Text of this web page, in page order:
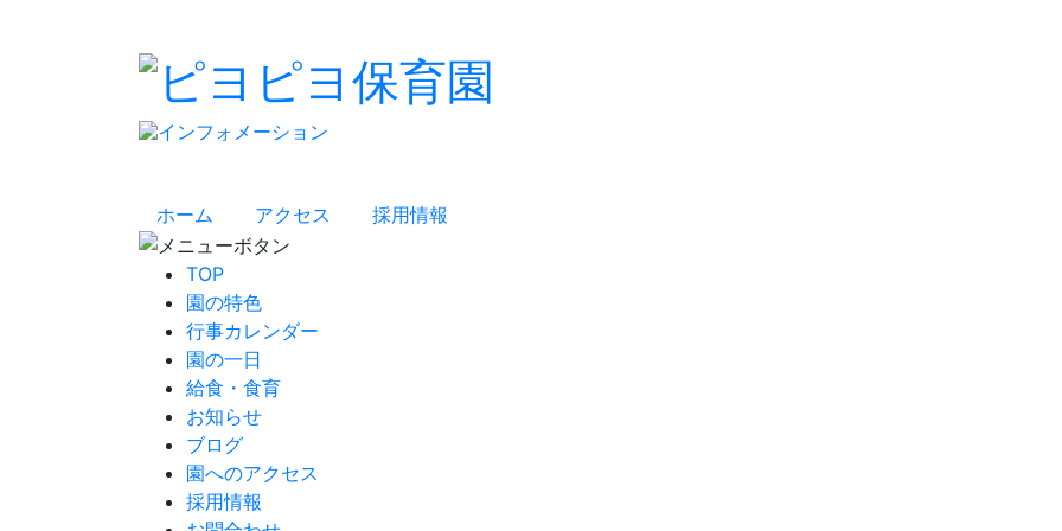
ホーム アクセス 採用情報
TOP
園の特色
行事カレンダー
園の一日
給食・食育
お知らせ
ブログ
園へのアクセス
採用情報